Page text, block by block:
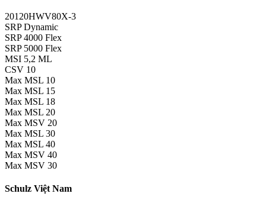
20120HWV80X-3
SRP Dynamic
SRP 4000 Flex
SRP 5000 Flex
MSI 5,2 ML
CSV 10
Max MSL 10
Max MSL 15
Max MSL 18
Max MSL 20
Max MSV 20
Max MSL 30
Max MSL 40
Max MSV 40
Max MSV 30
Schulz Việt Nam